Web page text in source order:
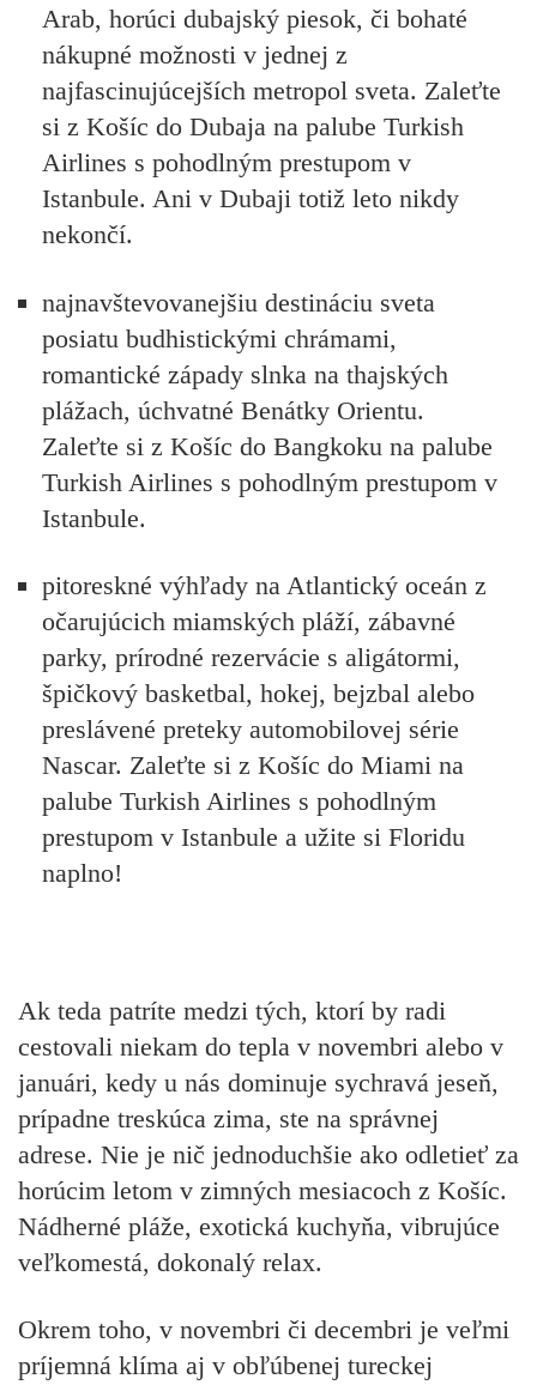
Arab, horúci dubajský piesok, či bohaté
nákupné možnosti v jednej z
najfascinujúcejších metropol sveta. Zaleťte
si z Košíc do Dubaja na palube Turkish
Airlines s pohodlným prestupom v
Istanbule. Ani v Dubaji totiž leto nikdy
nekončí.
najnavštevovanejšiu destináciu sveta
posiatu budhistickými chrámami,
romantické západy slnka na thajských
plážach, úchvatné Benátky Orientu.
Zaleťte si z Košíc do Bangkoku na palube
Turkish Airlines s pohodlným prestupom v
Istanbule.
pitoreskné výhľady na Atlantický oceán z
očarujúcich miamských pláží, zábavné
parky, prírodné rezervácie s aligátormi,
špičkový basketbal, hokej, bejzbal alebo
preslávené preteky automobilovej série
Nascar. Zaleťte si z Košíc do Miami na
palube Turkish Airlines s pohodlným
prestupom v Istanbule a užite si Floridu
naplno!
Ak teda patríte medzi tých, ktorí by radi
cestovali niekam do tepla v novembri alebo v
januári, kedy u nás dominuje sychravá jeseň,
prípadne treskúca zima, ste na správnej
adrese. Nie je nič jednoduchšie ako odletieť za
horúcim letom v zimných mesiacoch z Košíc.
Nádherné pláže, exotická kuchyňa, vibrujúce
veľkomestá, dokonalý relax.
Okrem toho, v novembri či decembri je veľmi
príjemná klíma aj v obľúbenej tureckej